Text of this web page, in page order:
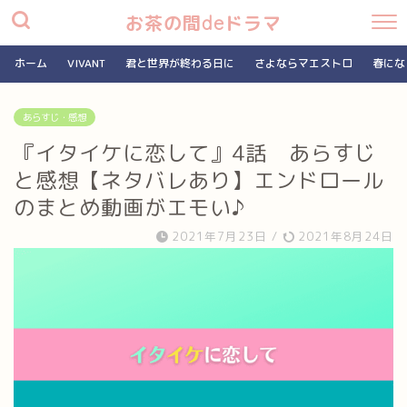
お茶の間deドラマ
ホーム VIVANT 君と世界が終わる日に さよならマエストロ 春に
あらすじ・感想
『イタイケに恋して』4話 あらすじ
と感想【ネタバレあり】エンドロール
のまとめ動画がエモい♪
2021年7月23日 / 2021年8月24日